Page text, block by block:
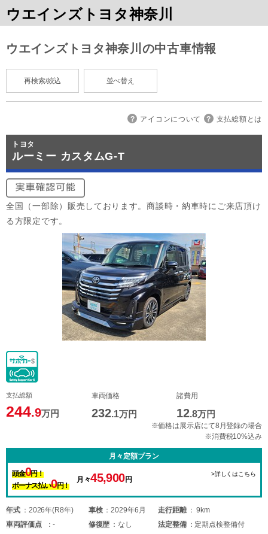
ウエインズトヨタ神奈川
ウエインズトヨタ神奈川の中古車情報
再検索/絞込 並べ替え
アイコンについて 支払総額とは
トヨタ
ルーミー カスタムG-T
全国（一部除）販売しております。商談時・納車時にご来店頂け
る方限定です。
支払総額
244.9万円
車両価格
232.1万円
諸費用
12.8万円
※価格は展示店にて8月登録の場合
※消費税10%込み
月々定額プラン
頭金0円！
ボーナス払い0円！
月々45,900円
>詳しくはこちら
年式 2026年(R8年) 車検 2029年6月 走行距離
9km
車両評価点 - 修復歴 なし 法定整備
定期点検整備付